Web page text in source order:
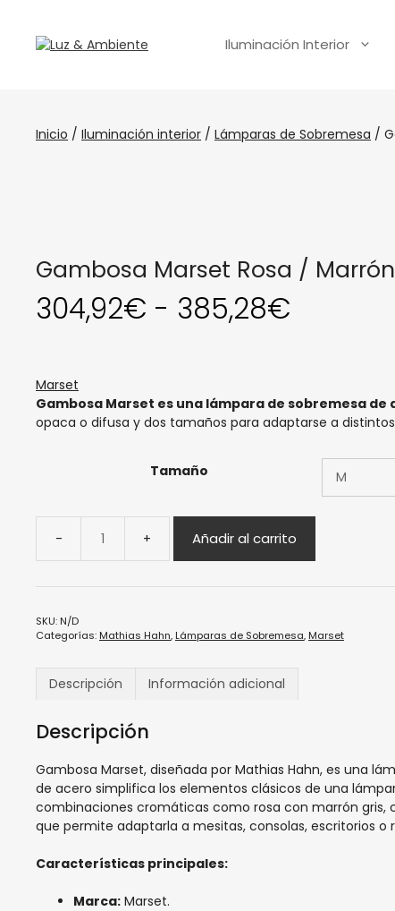
Iluminación Interior
Inicio / Iluminación interior / Lámparas de Sobremesa /
Gambosa Marset Rosa /
304,92€ - 385,28€
Marset
Gambosa Marset es una lámpara de sobremesa de
opaca o difusa y dos tamaños para adaptarse a
Tamaño
Añadir al carrito
SKU:N/D
Categorías:Mathias Hahn,Lámparas de Sobremesa,Marset
Descripción Información adicional
Descripción
Gambosa Marset, diseñada por Mathias Hahn, es una
de acero simplifica los elementos clásicos de una
combinaciones cromáticas como rosa con marrón gris,
que permite adaptarla a mesitas, consolas, escritorios
Características principales:
Marca: Marset.